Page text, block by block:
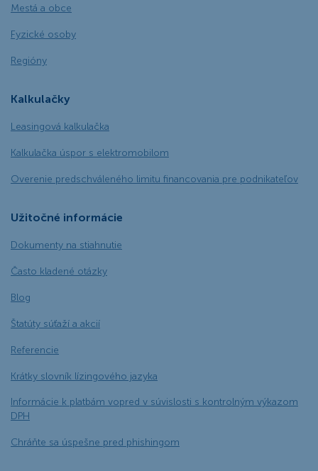
Mestá a obce
Fyzické osoby
Regióny
Kalkulačky
Leasingová kalkulačka
Kalkulačka úspor s elektromobilom
Overenie predschváleného limitu financovania pre podnikateľov
Užitočné informácie
Dokumenty na stiahnutie
Často kladené otázky
Blog
Štatúty súťaží a akcií
Referencie
Krátky slovník lízingového jazyka
Informácie k platbám vopred v súvislosti s kontrolným výkazom
DPH
Chráňte sa úspešne pred phishingom